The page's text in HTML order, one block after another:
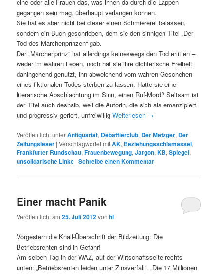
eine oder alle Frauen das, was ihnen da durch die Lappen
gegangen sein mag, überhaupt verlangen können.
Sie hat es aber nicht bei dieser einen Schmiererei belassen,
sondern ein Buch geschrieben, dem sie den sinnigen Titel „Der
Tod des Märchenprinzen“ gab.
Der „Märchenprinz“ hat allerdings keineswegs den Tod erlitten –
weder im wahren Leben, noch hat sie ihre dichterische Freiheit
dahingehend genutzt, ihn abweichend vom wahren Geschehen
eines fiktionalen Todes sterben zu lassen. Hatte sie eine
literarische Abschlachtung im Sinn, einen Ruf-Mord? Seltsam ist
der Titel auch deshalb, weil die Autorin, die sich als emanzipiert
und progressiv geriert, unfreiwilligWeiterlesen →
Veröffentlicht unterAntiquariat, Debattierclub, Der Metzger, Der
Zeitungsleser |Verschlagwortet mitAK, Beziehungsschlamassel,
Frankfurter Rundschau,Frauenbewegung,Jargon,KB,Spiegel,
unsolidarische Linke |Schreibe einen Kommentar
Einer macht Panik
Veröffentlicht am25. Juli 2012vonhl
Vorgestern die Knall-Überschrift der Bildzeitung: Die
Betriebsrenten sind in Gefahr!
Am selben Tag in der WAZ, auf der Wirtschaftsseite rechts
unten: „Betriebsrenten leiden unter Zinsverfall“. „Die 17 Millionen